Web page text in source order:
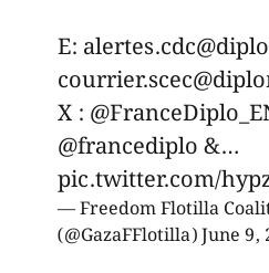
E:
X :
@francediplo&…
pic.twitter.com/
— Freedom Flotilla
(@GazaFFlotilla)June 9,